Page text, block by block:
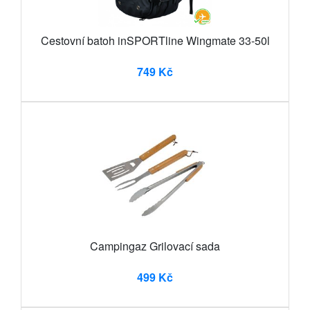
Cestovní batoh inSPORTline Wingmate 33-50l
749 Kč
Campingaz Grilovací sada
499 Kč